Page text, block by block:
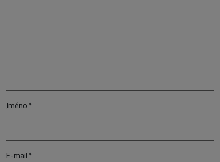
Jméno *
E-mail *